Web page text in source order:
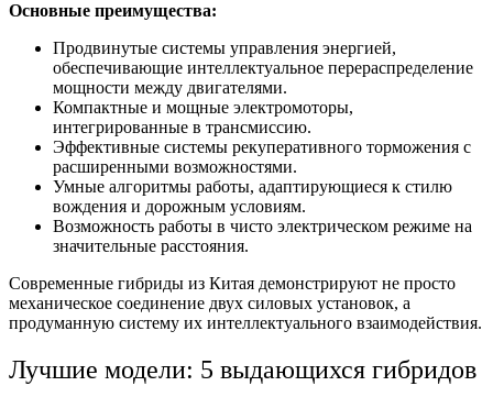
Основные преимущества:
Продвинутые системы управления энергией,
обеспечивающие интеллектуальное перераспределение
мощности между двигателями.
Компактные и мощные электромоторы,
интегрированные в трансмиссию.
Эффективные системы рекуперативного торможения с
расширенными возможностями.
Умные алгоритмы работы, адаптирующиеся к стилю
вождения и дорожным условиям.
Возможность работы в чисто электрическом режиме на
значительные расстояния.
Современные гибриды из Китая демонстрируют не просто
механическое соединение двух силовых установок, а
продуманную систему их интеллектуального взаимодействия.
Лучшие модели: 5 выдающихся гибридов